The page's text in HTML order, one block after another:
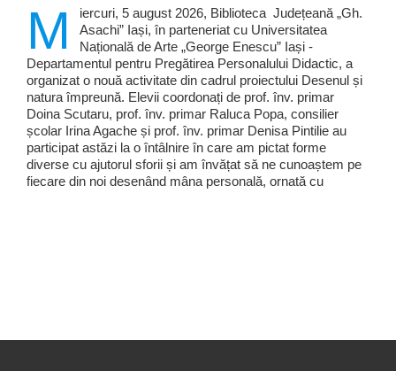
M
iercuri, 5 august 2026, Biblioteca Județeană „Gh.
Asachi” Iași, în parteneriat cu Universitatea
Națională de Arte „George Enescu” Iași -
Departamentul pentru Pregătirea Personalului Didactic, a
organizat o nouă activitate din cadrul proiectului Desenul și
natura împreună. Elevii coordonați de prof. înv. primar
Doina Scutaru, prof. înv. primar Raluca Popa, consilier
școlar Irina Agache și prof. înv. primar Denisa Pintilie au
participat astăzi la o întâlnire în care am pictat forme
diverse cu ajutorul sforii și am învățat să ne cunoaștem pe
fiecare din noi desenând mâna personală, ornată cu